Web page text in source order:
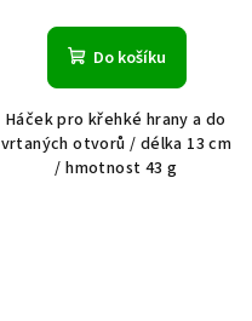
Do košíku
Háček pro křehké hrany a do
vrtaných otvorů / délka 13 cm
/ hmotnost 43 g